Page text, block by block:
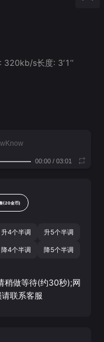
320kb/s长度: 3‘1’‘
00:00/ 03:01
(20金币)
升4个半调 升5个半调
降4个半调 降5个半调
稍做等待(约30秒);网
联系客服